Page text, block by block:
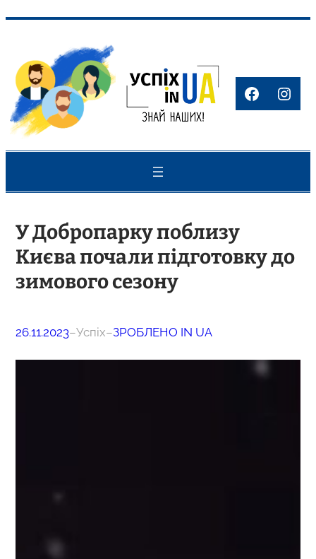
вмісту
У Добропарку поблизу
Києва почали підготовку до
зимового сезону
26.11.2023–Успіх–ЗРОБЛЕНО IN UA